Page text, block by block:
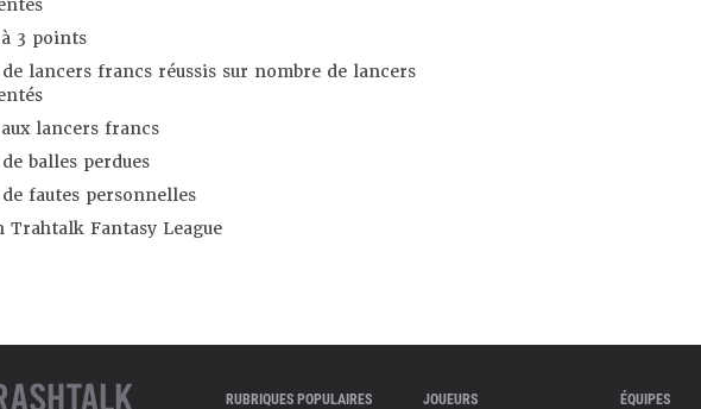
3 points
lancers francs réussis sur nombre de lancers
lancers francs
balles perdues
fautes personnelles
Trahtalk Fantasy League
RUBRIQUES POPULAIRES
JOUEURS
ÉQUIPES